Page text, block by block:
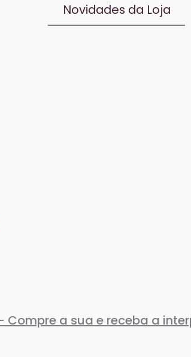
Novidades da Loja
Compre a sua e receba a